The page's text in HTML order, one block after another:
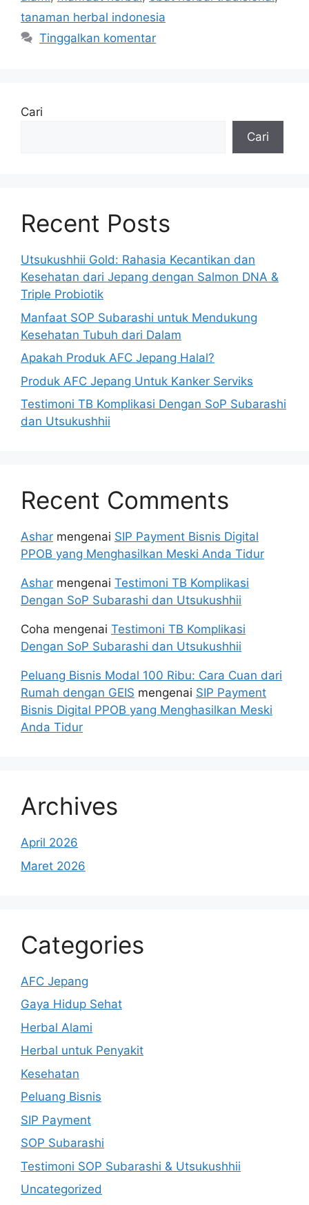
tanaman herbal indonesia
Tinggalkan komentar
Cari
Cari
Recent Posts
Utsukushhii Gold: Rahasia Kecantikan dan
Kesehatan dari Jepang dengan Salmon DNA &
Triple Probiotik
Manfaat SOP Subarashi untuk Mendukung
Kesehatan Tubuh dari Dalam
Apakah Produk AFC Jepang Halal?
Produk AFC Jepang Untuk Kanker Serviks
Testimoni TB Komplikasi Dengan SoP Subarashi
dan Utsukushhii
Recent Comments
Ashar mengenai SIP Payment Bisnis Digital
PPOB yang Menghasilkan Meski Anda Tidur
Ashar mengenai Testimoni TB Komplikasi
Dengan SoP Subarashi dan Utsukushhii
Coha mengenai Testimoni TB Komplikasi
Dengan SoP Subarashi dan Utsukushhii
Peluang Bisnis Modal 100 Ribu: Cara Cuan dari
Rumah dengan GEIS mengenai SIP Payment
Bisnis Digital PPOB yang Menghasilkan Meski
Anda Tidur
Archives
April 2026
Maret 2026
Categories
AFC Jepang
Gaya Hidup Sehat
Herbal Alami
Herbal untuk Penyakit
Kesehatan
Peluang Bisnis
SIP Payment
SOP Subarashi
Testimoni SOP Subarashi & Utsukushhii
Uncategorized